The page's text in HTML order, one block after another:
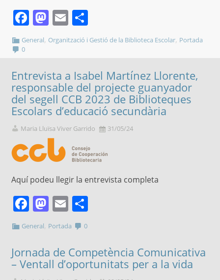
Facebook
Mastodon
Email
General, Organització i Gestió de la Biblioteca Escolar, Portada
0
Entrevista a Isabel Martínez Llorente,
responsable del projecte guanyador
del segell CCB 2023 de Biblioteques
Escolars d’educació secundària
Maria Lluïsa Viver Garrido 31/05/24
Aquí podeu llegir la entrevista completa
Facebook
Mastodon
Email
General Portada 0
Jornada de Competència Comunicativa
– Ventall d’oportunitats per a la vida